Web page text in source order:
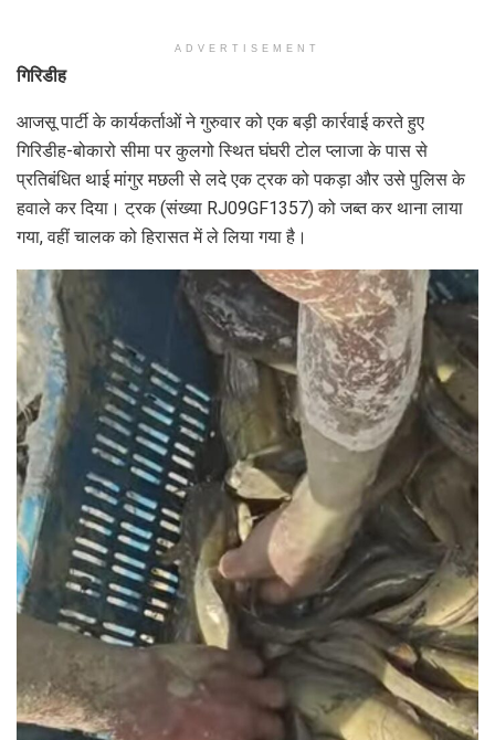
ADVERTISEMENT
गिरिडीह
आजसू पार्टी के कार्यकर्ताओं ने गुरुवार को एक बड़ी कार्रवाई करते हुए
गिरिडीह-बोकारो सीमा पर कुलगो स्थित घंघरी टोल प्लाजा के पास से
प्रतिबंधित थाई मांगुर मछली से लदे एक ट्रक को पकड़ा और उसे पुलिस के
हवाले कर दिया। ट्रक (संख्या RJ09GF1357) को जब्त कर थाना लाया
गया, वहीं चालक को हिरासत में ले लिया गया है।